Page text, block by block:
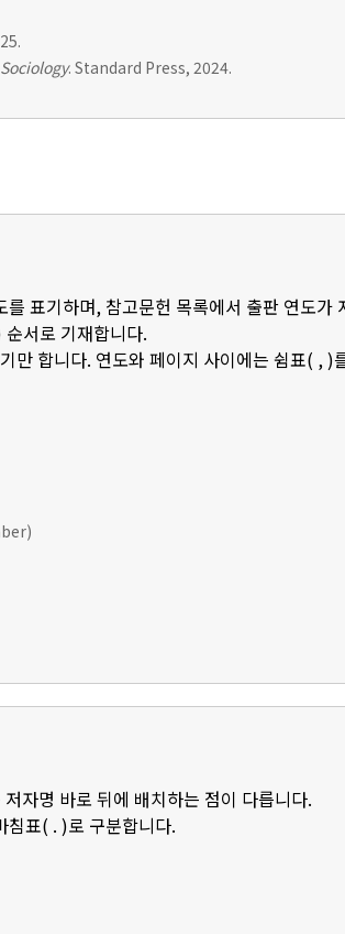
. Standard Press, 2024.
표기하며, 참고문헌 목록에서 출판 연도가
서로 기재합니다.
만 합니다. 연도와 페이지 사이에는 쉼표( , )
자명 바로 뒤에 배치하는 점이 다릅니다.
침표( . )로 구분합니다.